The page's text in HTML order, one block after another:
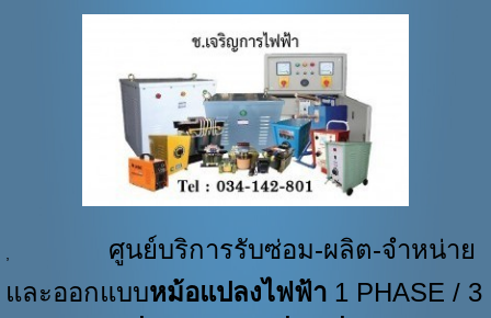
ศูนย์บริการรับซ่อม-ผลิต-จำหน่าย
และออกแบบหม้อแปลงไฟฟ้า1 PHASE / 3